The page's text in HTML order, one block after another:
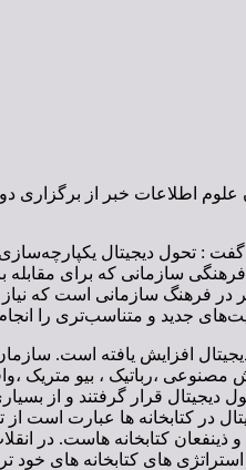
اطلاعات خبر از برگزاری
: تحول دیجیتال
فرهنگی سازمانی که برای
در فرهنگ سازمانی است که
جدید و متناسب‌تری را
افزایش یافته است.
مصنوعی ،رباتیک ، بیو
قرار گرفتند و از
در کتابخانه ها عبارت است
و ذینفعان کتابخانه هاست.
استراتژی های کتابخانه های